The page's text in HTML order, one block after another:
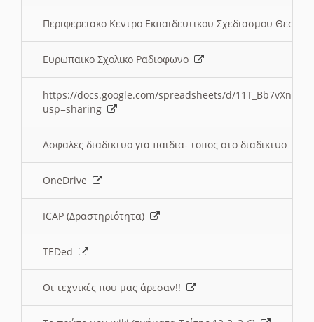
Περιφερειακο Κεντρο Εκπαιδευτικου Σχεδιασμου
Ευρωπαικο Σχολικο Ραδιοφωνο
https://docs.google.com/spreadsheets/d/
usp=sharing
Ασφαλες διαδικτυο για παιδια- τοπος στο διαδικτυο
OneDrive
ICAP (Δραστηριότητα)
TEDed
Οι τεχνικές που μας άρεσαν!!